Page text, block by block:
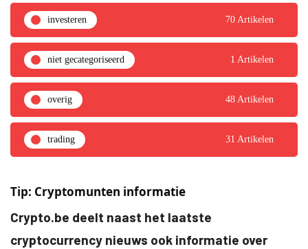
investeren 70 Artikelen
niet gecategoriseerd 1 Artikelen
overig 48 Artikelen
trading 31 Artikelen
Tip: Cryptomunten informatie
Crypto.be deelt naast het laatste
cryptocurrency nieuws ook informatie over